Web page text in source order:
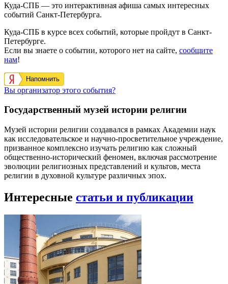
Куда-СПБ — это интерактивная афиша самых интересных
событий Санкт-Петербурга.
Куда-СПБ в курсе всех событий, которые пройдут в Санкт-
Петербурге.
Если вы знаете о событии, которого нет на сайте, сообщите
нам!
Напомнить
Вы организатор этого события?
Государственный музей истории религии
Музей истории религии создавался в рамках Академии наук
как исследовательское и научно-просветительное учреждение,
призванное комплексно изучать религию как сложный
общественно-исторический феномен, включая рассмотрение
эволюции религиозных представлений и культов, места
религии в духовной культуре различных эпох.
Интересные статьи и публикации